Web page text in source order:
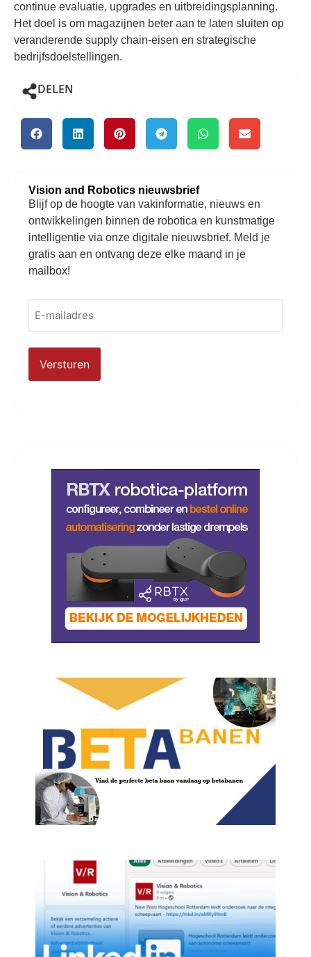
continue evaluatie, upgrades en uitbreidingsplanning.
Het doel is om magazijnen beter aan te laten sluiten op
veranderende supply chain-eisen en strategische
bedrijfsdoelstellingen.
DELEN
Vision and Robotics nieuwsbrief
Blijf op de hoogte van vakinformatie, nieuws en
ontwikkelingen binnen de robotica en kunstmatige
intelligentie via onze digitale nieuwsbrief. Meld je
gratis aan en ontvang deze elke maand in je
mailbox!
E-
mailadres